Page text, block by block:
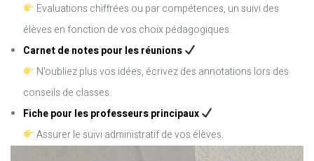
Evaluations chiffrées ou par compétences, un suivi des
élèves en fonction de vos choix pédagogiques.
Carnet de notes pour les réunions
N'oubliez plus vos idées, écrivez des annotations lors des
conseils de classes.
Fiche pour les professeurs principaux
Assurer le suivi administratif de vos élèves.